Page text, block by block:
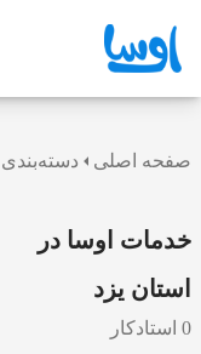
صفحه اصلی
خدمات اوسا در
استان یزد
0 استادکار